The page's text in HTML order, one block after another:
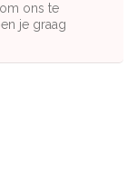
ons te
je graag